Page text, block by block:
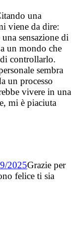
una
viene da dire:
sensazione di
un mondo che
controllarlo.
sembra
un processo
vivere in una
mi è piaciuta
2025Grazie per
felice ti sia